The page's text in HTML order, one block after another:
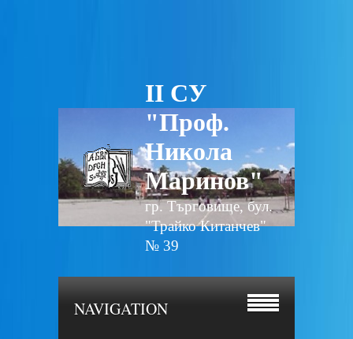
II СУ
"Проф.
Никола
Маринов"
гр. Търговище, бул.
"Трайко Китанчев"
№ 39
NAVIGATION